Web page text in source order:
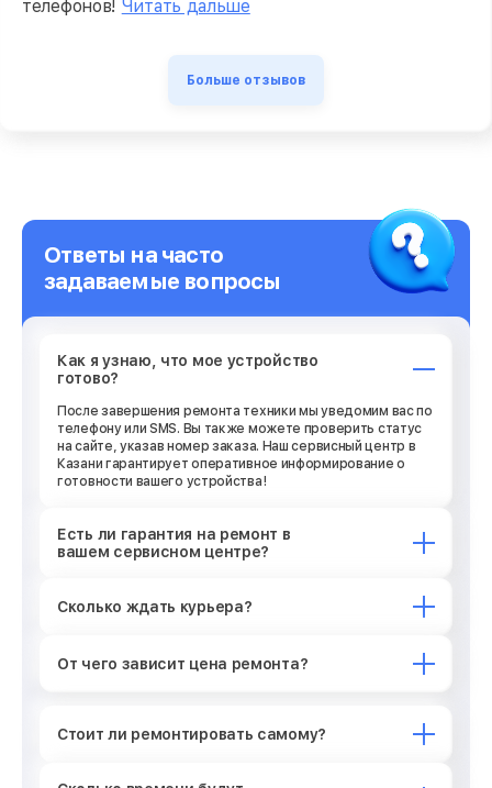
телефонов! Читать дальше
Больше отзывов
Ответы на часто
задаваемые вопросы
Как я узнаю, что мое устройство
готово?
После завершения ремонта техники мы уведомим вас по
телефону или SMS. Вы также можете проверить статус
на сайте, указав номер заказа. Наш сервисный центр в
Казани гарантирует оперативное информирование о
готовности вашего устройства!
Есть ли гарантия на ремонт в
вашем сервисном центре?
Сколько ждать курьера?
От чего зависит цена ремонта?
Стоит ли ремонтировать самому?